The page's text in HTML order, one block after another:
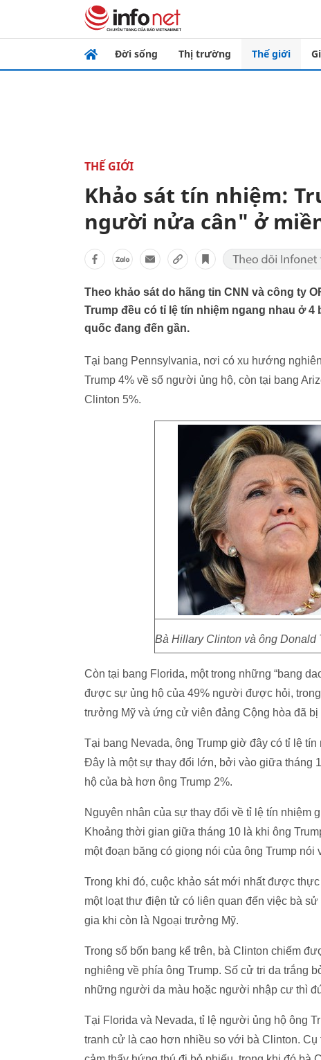
Đời sống Thị trường Thế giới
THẾ GIỚI
Khảo sát tín nhiệm:
người nửa cân" ở
Theo khảo sát do hãng tin CNN và công ty
Trump đều có tỉ lệ tín nhiệm ngang nhau ở
quốc đang đến gần.
Tại bang Pennsylvania, nơi có xu hướng
Trump 4% về số người ủng hộ, còn tại bang
Clinton 5%.
Bà Hillary Clinton và ông Donald
Còn tại bang Florida, một trong những “bang
được sự ủng hộ của 49% người được hỏi,
trưởng Mỹ và ứng cử viên đảng Cộng hòa đã
Tại bang Nevada, ông Trump giờ đây có tỉ lệ
Đây là một sự thay đổi lớn, bởi vào giữa tháng
hộ của bà hơn ông Trump 2%.
Nguyên nhân của sự thay đổi về tỉ lệ tín
Khoảng thời gian giữa tháng 10 là khi ông
một đoạn băng có giọng nói của ông Trump
Trong khi đó, cuộc khảo sát mới nhất được
một loạt thư điện tử có liên quan đến việc bà
gia khi còn là Ngoại trưởng Mỹ.
Trong số bốn bang kể trên, bà Clinton chiếm
nghiêng về phía ông Trump. Số cử tri da trắng
những người da màu hoặc người nhập cư thì
Tại Florida và Nevada, tỉ lệ người ủng hộ ông
tranh cử là cao hơn nhiều so với bà Clinton.